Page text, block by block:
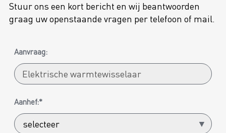
Stuur ons een kort bericht en wij beantwoorden
graag uw openstaande vragen per telefoon of mail.
Aanvraag:
Aanhef:*